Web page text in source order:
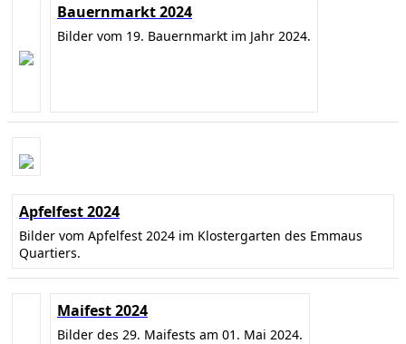
Bauernmarkt 2024
Bilder vom 19. Bauernmarkt im Jahr 2024.
Apfelfest 2024
Bilder vom Apfelfest 2024 im Klostergarten des Emmaus
Quartiers.
Maifest 2024
Bilder des 29. Maifests am 01. Mai 2024.